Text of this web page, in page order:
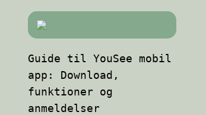
Guide til YouSee mobil
app: Download,
funktioner og
anmeldelser